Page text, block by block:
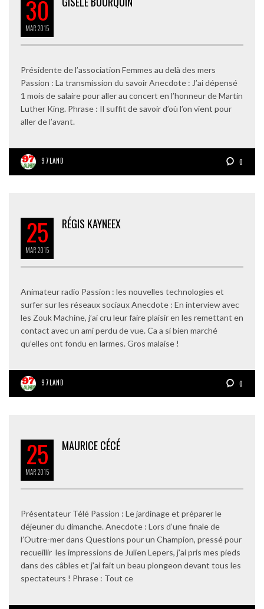
30
MAR2015
Présidente de l’association Femmes au delà des mers
Passion : La transmission du savoir Anecdote : J’ai dépensé
1 mois de salaire pour aller au concert en l’honneur de Martin
Luther King. Phrase : Il suffit de savoir d’où l’on vient pour
aller de l’avant.
97LAND 0
25
MAR2015
RÉGIS KAYNEEX
Animateur radio Passion : les nouvelles technologies et
surfer sur les réseaux sociaux Anecdote : En interview avec
les Zouk Machine, j’ai cru leur faire plaisir en les remettant en
contact avec un ami perdu de vue. Ca a si bien marché
qu’elles ont fondu en larmes. Gros malaise !
97LAND 0
25
MAR2015
MAURICE CÉCÉ
Présentateur Télé Passion : Le jardinage et préparer le
déjeuner du dimanche. Anecdote : Lors d’une finale de
l’Outre-mer dans Questions pour un Champion, pressé pour
recueillir les impressions de Julien Lepers, j’ai pris mes pieds
dans des câbles et j’ai fait un beau plongeon devant tous les
spectateurs ! Phrase : Tout ce